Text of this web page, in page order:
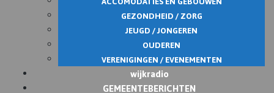
GEZONDHEID / ZORG
JEUGD / JONGEREN
OUDEREN
VERENIGINGEN / EVENEMENTEN
wijkradio
GEMEENTEBERICHTEN